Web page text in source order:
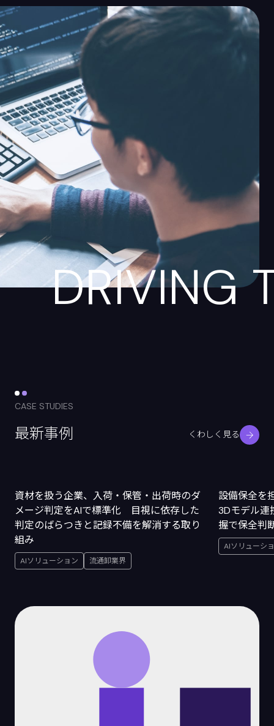
DRIVING
CASE STUDIES
最新事例 くわしく見る
資材を扱う企業、入荷・保管・出荷時のダ
メージ判定をAIで標準化 目視に依存した
判定のばらつきと記録不備を解消する取り
組み
AIソリューション 流通卸業界
設備保全を
3Dモデル
握で保全判
AIソリューシ